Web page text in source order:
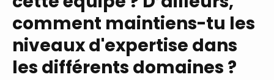
comment maintiens-tu les
niveaux d'expertise dans
les différents domaines ?